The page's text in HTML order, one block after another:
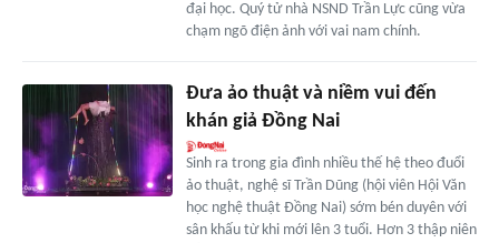
đại học. Quý tử nhà NSND Trần Lực cũng vừa
chạm ngõ điện ảnh với vai nam chính.
Ðưa ảo thuật và niềm vui đến
khán giả Ðồng Nai
Sinh ra trong gia đình nhiều thế hệ theo đuổi
ảo thuật, nghệ sĩ Trần Dũng (hội viên Hội Văn
học nghệ thuật Đồng Nai) sớm bén duyên với
sân khấu từ khi mới lên 3 tuổi. Hơn 3 thập niên